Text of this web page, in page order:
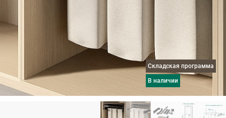
Складская программа
в наличии